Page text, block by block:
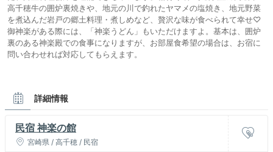
高千穂牛の囲炉裏焼きや、地元の川で釣れたヤマメの塩焼き、地元野菜
を煮込んだ岩戸の郷土料理・煮しめなど、贅沢な味が食べられて幸せ♡
御神楽がある際には、「神楽うどん」もいただけますよ。基本は、囲炉
裏のある神楽殿での食事になりますが、お部屋食希望の場合は、お宿に
問い合わせれば対応してもらえます。
詳細情報
民宿 神楽の館
宮崎県 / 高千穂 / 民宿